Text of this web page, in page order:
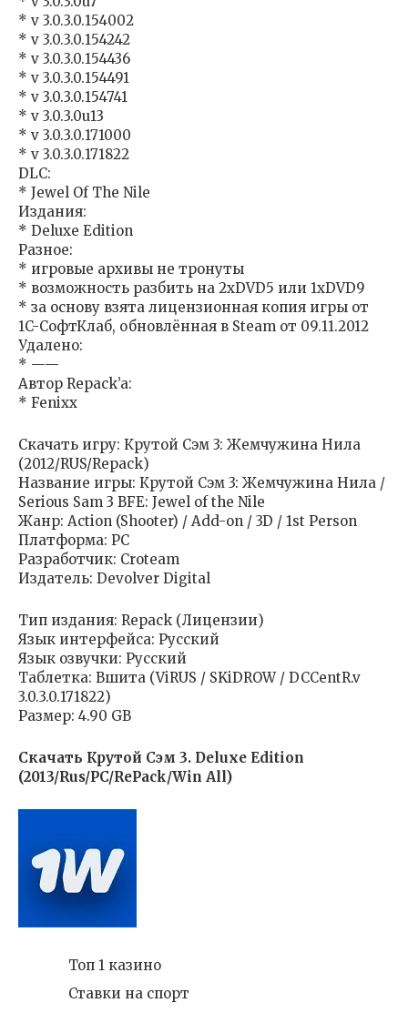
* v 3.0.3.0.154002
* v 3.0.3.0.154242
* v 3.0.3.0.154436
* v 3.0.3.0.154491
* v 3.0.3.0.154741
* v 3.0.3.0u13
* v 3.0.3.0.171000
* v 3.0.3.0.171822
DLC:
* Jewel Of The Nile
Издания:
* Deluxe Edition
Разное:
* игровые архивы не тронуты
* возможность разбить на 2xDVD5 или 1xDVD9
* за основу взята лицензионная копия игры от
1C-СофтКлаб, обновлённая в Steam от 09.11.2012
Удалено:
* ——
Автор Repack’a:
* Fenixx
Скачать игру: Крутой Сэм 3: Жемчужина Нила
(2012/RUS/Repack)
Название игры: Крутой Сэм 3: Жемчужина Нила /
Serious Sam 3 BFE: Jewel of the Nile
Жанр: Action (Shooter) / Add-on / 3D / 1st Person
Платформа: PC
Разработчик: Croteam
Издатель: Devolver Digital
Тип издания: Repack (Лицензии)
Язык интерфейса: Русский
Язык озвучки: Русский
Таблетка: Вшита (ViRUS / SKiDROW / DCCentR.v
3.0.3.0.171822)
Размер: 4.90 GB
Скачать Крутой Сэм 3. Deluxe Edition
(2013/Rus/PC/RePack/Win All)
Топ 1 казино
Ставки на спорт